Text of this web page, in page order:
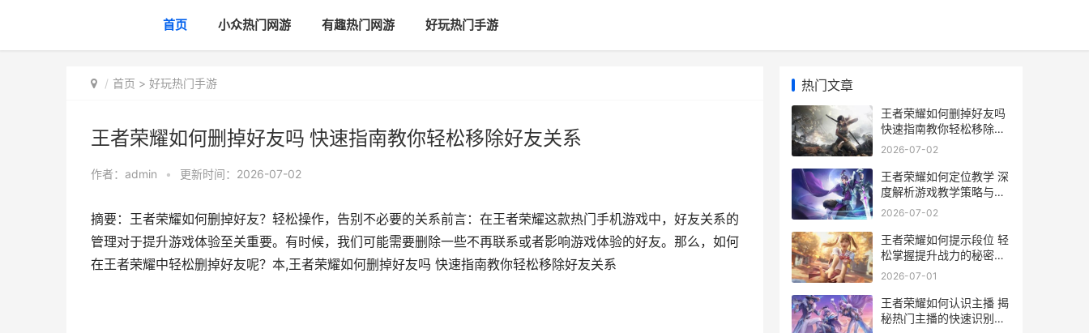
首页 小众热门网游 有趣热门网游 好玩热门手游
首页 > 好玩热门手游
王者荣耀如何删掉好友吗 快速指南教你轻松移除好友关系
作者： admin • 更新时间：2026-07-02
摘要：王者荣耀如何删掉好友？轻松操作，告别不必要的关系前言：在王者荣耀这款热门手机游戏中，好友关系的
管理对于提升游戏体验至关重要。有时候，我们可能需要删除一些不再联系或者影响游戏体验的好友。那么，如何
在王者荣耀中轻松删掉好友呢？本,王者荣耀如何删掉好友吗 快速指南教你轻松移除好友关系
热门文章
王者荣耀如何删掉好友吗
快速指南教你轻松移除好
友关系
2026-07-02
王者荣耀如何定位教学 深
度解析游戏教学策略与技
巧
2026-07-02
王者荣耀如何提示段位 轻
松掌握提升战力的秘密指
南
2026-07-01
王者荣耀如何认识主播 揭
秘热门主播的快速识别攻